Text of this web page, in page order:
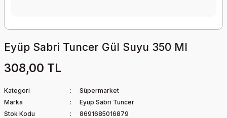
Eyüp Sabri Tuncer Gül Suyu 350 Ml
308,00 TL
Kategori
Süpermarket
Marka
Eyüp Sabri Tuncer
Stok Kodu
8691685016879